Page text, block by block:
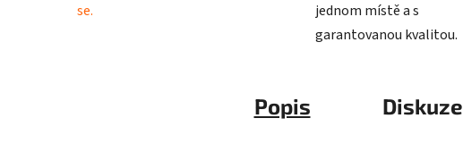
se.
jednom místě a s
garantovanou kvalitou.
Popis Diskuze